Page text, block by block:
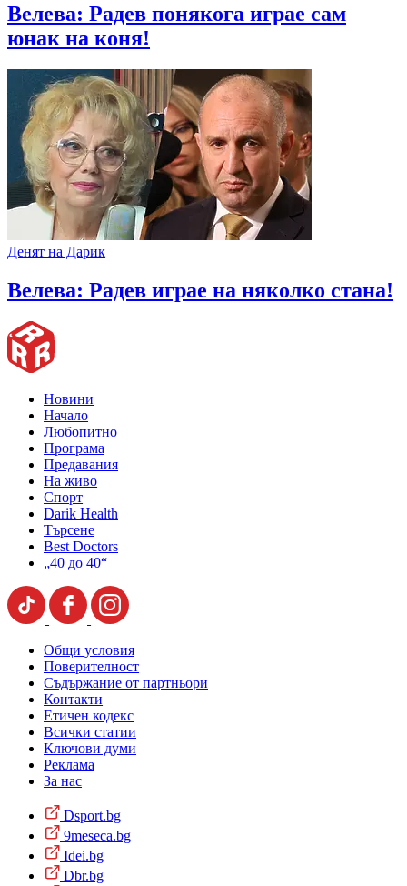
Велева: Радев понякога играе сам
юнак на коня!
Денят на Дарик
Велева: Радев играе на няколко стана!
Новини
Начало
Любопитно
Програма
Предавания
На живо
Спорт
Darik Health
Търсене
Best Doctors
„40 до 40“
Общи условия
Поверителност
Съдържание от партньори
Контакти
Етичен кодекс
Всички статии
Ключови думи
Реклама
За нас
Dsport.bg
9meseca.bg
Idei.bg
Dbr.bg